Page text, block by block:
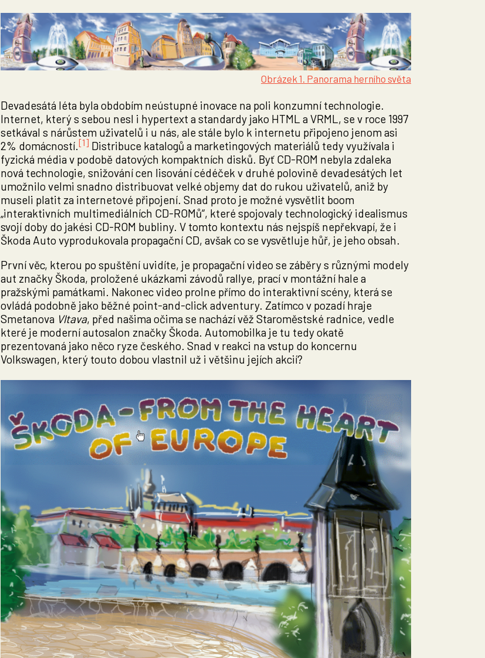
Obrázek 1. Panorama herního světa
Devadesátá léta byla obdobím neústupné inovace na poli konzumní technologie.
Internet, který s sebou nesl i hypertext a standardy jako HTML a VRML, se v roce 1997
setkával s nárůstem uživatelů i u nás, ale stále bylo k internetu připojeno jenom asi
2% domácností.[1] Distribuce katalogů a marketingových materiálů tedy využívala i
fyzická média v podobě datových kompaktních disků. Byť CD-ROM nebyla zdaleka
nová technologie, snižování cen lisování cédéček v druhé polovině devadesátých let
umožnilo velmi snadno distribuovat velké objemy dat do rukou uživatelů, aniž by
museli platit za internetové připojení. Snad proto je možné vysvětlit boom
„interaktivních multimediálních CD-ROMů“, které spojovaly technologický idealismus
svojí doby do jakési CD-ROM bubliny. V tomto kontextu nás nejspíš nepřekvapí, že i
Škoda Auto vyprodukovala propagační CD, avšak co se vysvětluje hůř, je jeho obsah.
První věc, kterou po spuštění uvidíte, je propagační video se záběry s různými modely
aut značky Škoda, proložené ukázkami závodů rallye, prací v montážní hale a
pražskými památkami. Nakonec video prolne přímo do interaktivní scény, která se
ovládá podobně jako běžné point-and-click adventury. Zatímco v pozadí hraje
Smetanova Vltava, před našima očima se nachází věž Staroměstské radnice, vedle
které je moderní autosalon značky Škoda. Automobilka je tu tedy okatě
prezentovaná jako něco ryze českého. Snad v reakci na vstup do koncernu
Volkswagen, který touto dobou vlastnil už i většinu jejích akcií?